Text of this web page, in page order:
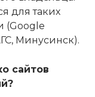
для таких
(Google
Минусинск).
сайтов